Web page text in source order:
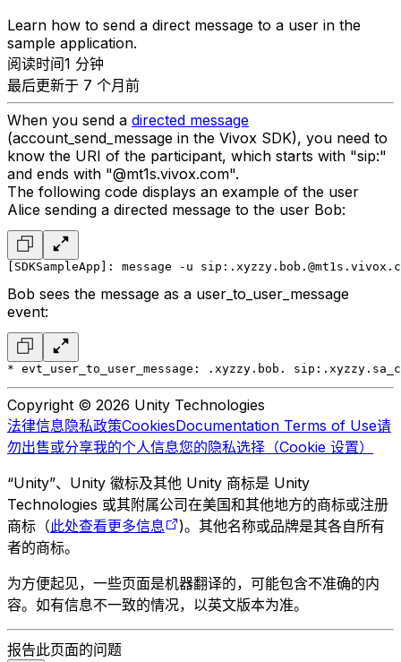
Learn how to send a direct message to a user in the
sample application.
阅读时间1 分钟
最后更新于 7 个月前
When you send a directed message
(account_send_message in the Vivox SDK), you need to
know the URI of the participant, which starts with "sip:"
and ends with "@mt1s.vivox.com".
The following code displays an example of the user
Alice sending a directed message to the user Bob:
[SDKSampleApp]: message -u
Bob sees the message as a user_to_user_message
event:
* evt_user_to_user_message: .xyzzy.bob.
Copyright © 2026 Unity Technologies
法律信息隐私政策CookiesDocumentation Terms of Use请
勿出售或分享我的个人信息您的隐私选择（Cookie 设置）
“Unity”、Unity 徽标及其他 Unity 商标是 Unity
Technologies 或其附属公司在美国和其他地方的商标或注册
商标（此处查看更多信息
)。其他名称或品牌是其各自所有
者的商标。
为方便起见，一些页面是机器翻译的，可能包含不准确的内
容。如有信息不一致的情况，以英文版本为准。
报告此页面的问题